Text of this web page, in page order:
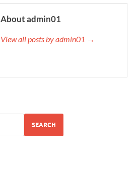
About admin01
View all posts by admin01 →
SEARCH